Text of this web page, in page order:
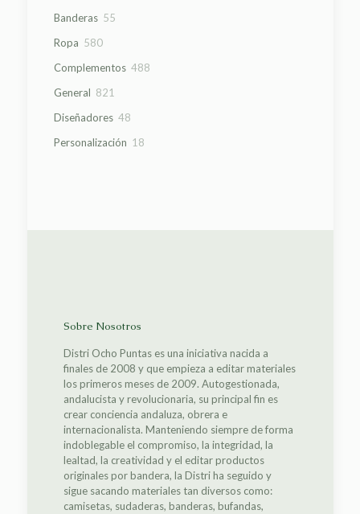
Banderas 5555
Ropa 580580
Complementos 488488
General 821
Diseñadores 4848
Personalización 1818
Sobre Nosotros
Distri Ocho Puntas es una iniciativa nacida a
finales de 2008 y que empieza a editar materiales
los primeros meses de 2009. Autogestionada,
andalucista y revolucionaria, su principal fin es
crear conciencia andaluza, obrera e
internacionalista. Manteniendo siempre de forma
indoblegable el compromiso, la integridad, la
lealtad, la creatividad y el editar productos
originales por bandera, la Distri ha seguido y
sigue sacando materiales tan diversos como:
camisetas, sudaderas, banderas, bufandas,